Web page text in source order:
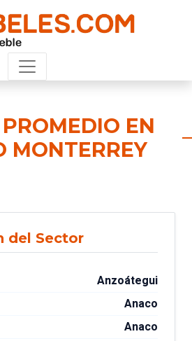
EN
MONTERREY
del Sector
Anzoátegui
Anaco
Anaco